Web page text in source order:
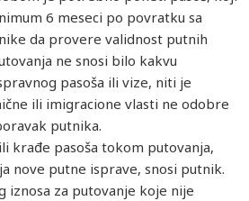
6 meseci po povratku sa
da provere validnost putnih
ne snosi bilo kakvu
pasoša ili vize, niti je
ili imigracione vlasti ne odobre
putnika.
krađe pasoša tokom putovanja,
nove putne isprave, snosi putnik.
iznosa za putovanje koje nije